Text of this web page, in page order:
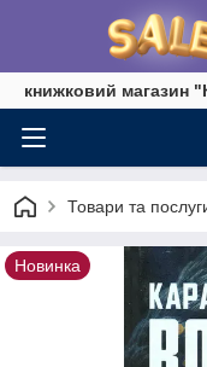
книжковий магазин
Товари та
Новинка